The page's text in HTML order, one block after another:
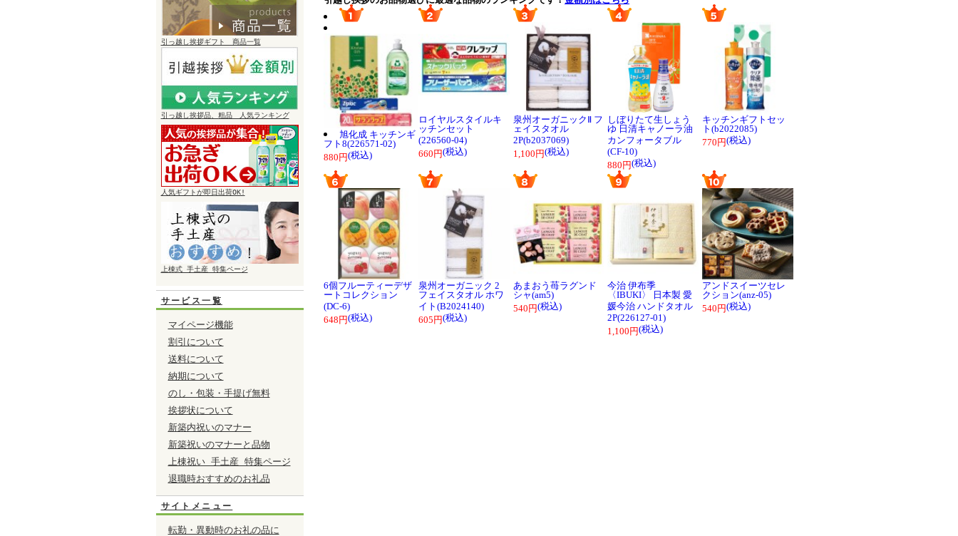
引っ越し挨拶ギフト 商品一覧
引っ越し挨拶品、粗品 人気ランキング
人気ギフトが即日出荷OK!
上棟式 手土産 特集ページ
サービス一覧
マイページ機能
割引について
送料について
納期について
のし・包装・手提げ無料
挨拶状について
新築内祝いのマナー
新築祝いのマナーと品物
上棟祝い 手土産 特集ページ
退職時おすすめのお礼品
サイトメニュー
転勤・異動時のお礼の品に